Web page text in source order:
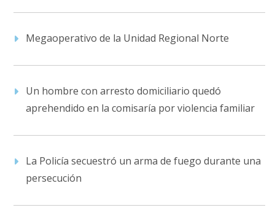
Megaoperativo de la Unidad Regional Norte
Un hombre con arresto domiciliario quedó
aprehendido en la comisaría por violencia familiar
La Policía secuestró un arma de fuego durante una
persecución